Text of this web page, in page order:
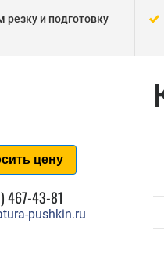
резку и подготовку
цену
467-43-81
pushkin.ru